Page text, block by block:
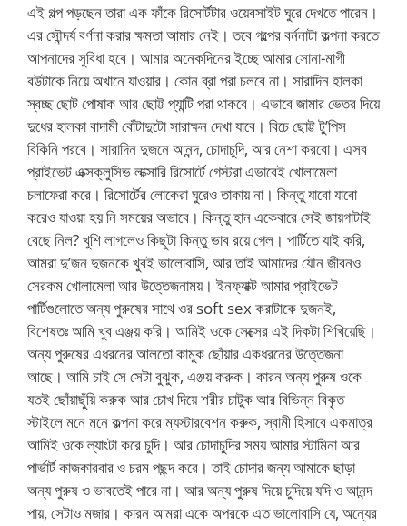
এই গল্প পড়ছেন তারা এক ফাঁকে রিসোর্টটার ওয়েবসাইট ঘুরে দেখতে পারেন।
এর সৌন্দর্য বর্ণনা করার ক্ষমতা আমার নেই। তবে গল্পের বর্ননাটা কল্পনা করতে
আপনাদের সুবিধা হবে। আমার অনেকদিনের ইচ্ছে আমার সোনা-মাগী
বউটাকে নিয়ে অখানে যাওয়ার। কোন ব্রা পরা চলবে না। সারাদিন হালকা
স্বচ্ছ ছোট পোষাক আর ছোট্ট প্যান্টি পরা থাকবে। এভাবে জামার ভেতর দিয়ে
দুধের হালকা বাদামী বোঁটাদুটো সারাক্ষন দেখা যাবে। বিচে ছোট্ট টু’পিস
বিকিনি পরবে। সারাদিন দুজনে আনন্দ, চোদাচুদি, আর নেশা করবো। এসব
প্রাইভেট এক্সক্লুসিভ লাক্সারি রিসোর্টে গেস্টরা এভাবেই খোলামেলা
চলাফেরা করে। রিসোর্টের লোকেরা ঘুরেও তাকায় না। কিন্তু যাবো যাবো
করেও যাওয়া হয় নি সময়ের অভাবে। কিন্তু হান একেবারে সেই জায়গাটাই
বেছে নিল? খুশি লাগলেও কিছুটা কিন্তু ভাব রয়ে গেল। পার্টিতে যাই করি,
আমরা দু’জন দুজনকে খুবই ভালোবাসি, আর তাই আমাদের যৌন জীবনও
সেরকম খোলামেলা আর উত্তেজনাময়। ইনফ্যাক্ট আমার প্রাইভেট
পার্টিগুলোতে অন্য পুরুষের সাথে ওর soft sex করাটাকে দুজনই,
বিশেষতঃ আমি খুব এঞ্জয় করি। আমিই ওকে সেক্সের এই দিকটা শিখিয়েছি।
অন্য পুরুষের এধরনের আলতো কামুক ছোঁয়ার একধরনের উত্তেজনা
আছে। আমি চাই সে সেটা বুঝুক, এঞ্জয় করুক। কারন অন্য পুরুষ ওকে
যতই ছোঁয়াছুঁয়ি করুক আর চোখ দিয়ে শরীর চাটুক আর বিভিন্ন বিকৃত
স্টাইলে মনে মনে কল্পনা করে ম্যস্টারবেশন করুক, স্বামী হিসাবে একমাত্র
আমিই ওকে ল্যাংটা করে চুদি। আর চোদাচুদির সময় আমার স্টামিনা আর
পার্ভার্ট কাজকারবার ও চরম পছন্দ করে। তাই চোদার জন্য আমাকে ছাড়া
অন্য পুরুষ ও ভাবতেই পারে না। আর অন্য পুরুষ দিয়ে চুদিয়ে যদি ও আনন্দ
পায়, সেটাও মজার। কারন আমরা একে অপরকে এত ভালোবাসি যে, অন্যের